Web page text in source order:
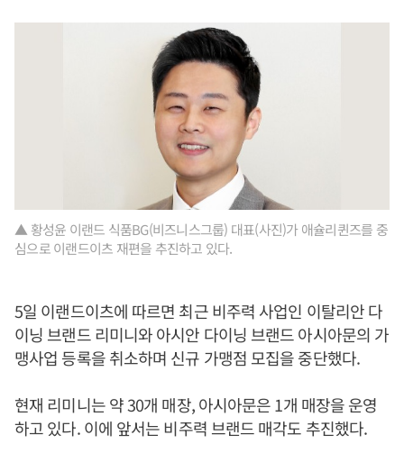
▲ 황성윤 이랜드 식품BG(비즈니스그룹) 대표(사진)가 애슐리퀸즈를 중
심으로 이랜드이츠 재편을 추진하고 있다.
5일 이랜드이츠에 따르면 최근 비주력 사업인 이탈리안 다
이닝 브랜드 리미니와 아시안 다이닝 브랜드 아시아문의 가
맹사업 등록을 취소하며 신규 가맹점 모집을 중단했다.
현재 리미니는 약 30개 매장, 아시아문은 1개 매장을 운영
하고 있다. 이에 앞서는 비주력 브랜드 매각도 추진했다.